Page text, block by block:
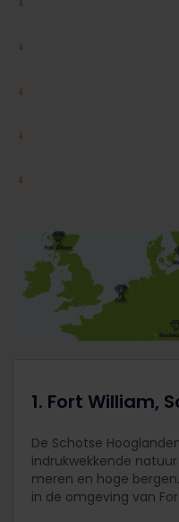
1. Fort William,
De Schotse
indrukwekkende
meren en hoge
in de omgeving van